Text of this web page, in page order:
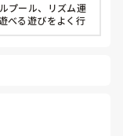
プール、リズム運
べる遊びをよく行